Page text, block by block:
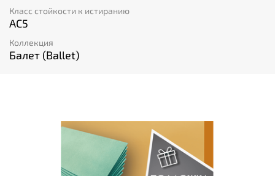
Класс стойкости к истиранию
AC5
Коллекция
Балет (Ballet)